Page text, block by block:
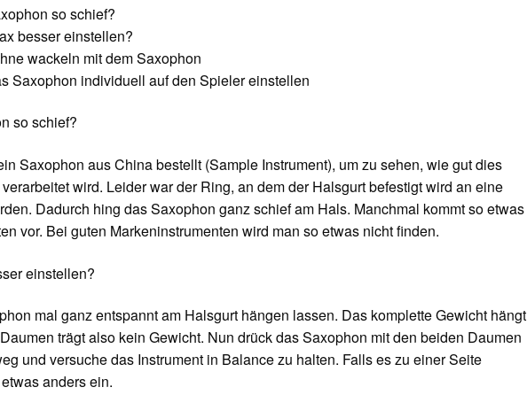
so schief?
besser einstellen?
wackeln mit dem Saxophon
Saxophon individuell auf den Spieler einstellen
so schief?
Saxophon aus China bestellt (Sample Instrument), um zu sehen, wie gut dies
wird. Leider war der Ring, an dem der Halsgurt befestigt wird an eine
Dadurch hing das Saxophon ganz schief am Hals. Manchmal kommt so etwas
vor. Bei guten Markeninstrumenten wird man so etwas nicht finden.
einstellen?
mal ganz entspannt am Halsgurt hängen lassen. Das komplette Gewicht hängt
trägt also kein Gewicht. Nun drück das Saxophon mit den beiden Daumen
und versuche das Instrument in Balance zu halten. Falls es zu einer Seite
anders ein.